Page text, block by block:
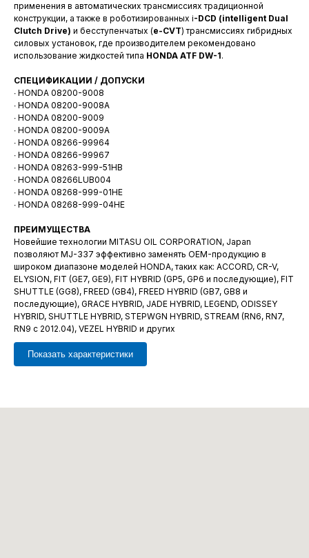
применения в автоматических трансмиссиях традиционной
конструкции, а также в роботизированных i-DCD (intelligent Dual
Clutch Drive) и бесступенчатых (e-CVT) трансмиссиях гибридных
силовых установок, где производителем рекомендовано
использование жидкостей типа HONDA ATF DW-1.
СПЕЦИФИКАЦИИ / ДОПУСКИ
∙ HONDA 08200-9008
∙ HONDA 08200-9008A
∙ HONDA 08200-9009
∙ HONDA 08200-9009A
∙ HONDA 08266-99964
∙ HONDA 08266-99967
∙ HONDA 08263-999-51HB
∙ HONDA 08266LUB004
∙ HONDA 08268-999-01HE
∙ HONDA 08268-999-04HE
ПРЕИМУЩЕСТВА
Новейшие технологии MITASU OIL CORPORATION, Japan
позволяют MJ-337 эффективно заменять OEM-продукцию в
широком диапазоне моделей HONDA, таких как: ACCORD, CR-V,
ELYSION, FIT (GE7, GE9), FIT HYBRID (GP5, GP6 и последующие), FIT
SHUTTLE (GG8), FREED (GB4), FREED HYBRID (GB7, GB8 и
последующие), GRACE HYBRID, JADE HYBRID, LEGEND, ODISSEY
HYBRID, SHUTTLE HYBRID, STEPWGN HYBRID, STREAM (RN6, RN7,
RN9 с 2012.04), VEZEL HYBRID и других
Показать характеристики